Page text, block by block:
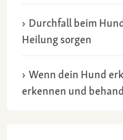
Durchfall beim
Heilung sorgen
Wenn dein Hund
erkennen und